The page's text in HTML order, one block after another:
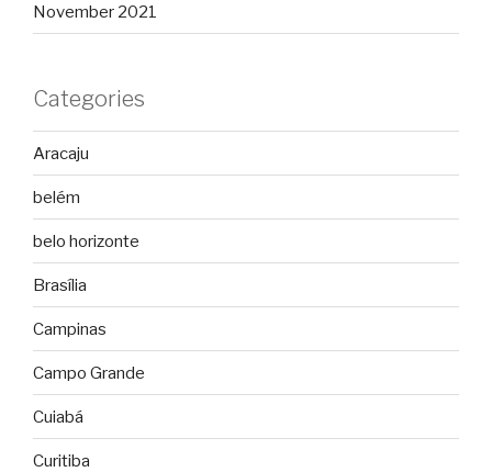
November 2021
Categories
Aracaju
belém
belo horizonte
Brasília
Campinas
Campo Grande
Cuiabá
Curitiba